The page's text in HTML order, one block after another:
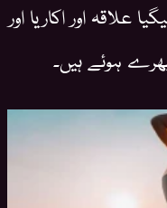
علاقہ اور اکاریا اور
ہوئے ہیں۔